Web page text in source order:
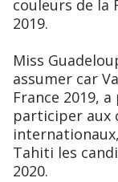
couleurs de la
2019.
Miss
assumer car
France 2019,
participer aux
Tahiti les
2020.